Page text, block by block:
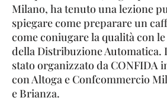
Milano, ha tenuto una lezione
spiegare come preparare un
come coniugare la qualità con
della Distribuzione Automatica.
stato organizzato da CONFIDA
con Altoga e Confcommercio
e Brianza.